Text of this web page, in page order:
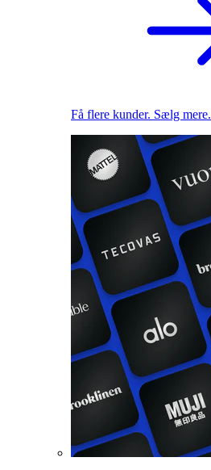
Få flere kunder. Sælg mere.